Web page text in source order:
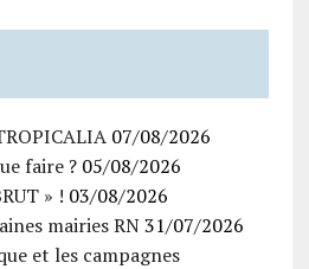
07/08/2026
faire ? 05/08/2026
» ! 03/08/2026
mairies RN 31/07/2026
et les campagnes